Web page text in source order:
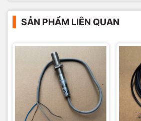
SẢN PHẨM LIÊN QUAN